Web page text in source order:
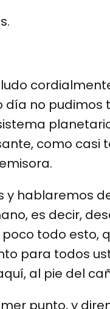
día no
como casi
y hablaremos
es decir,
todo esto,
para todos
al pie del
punto, y